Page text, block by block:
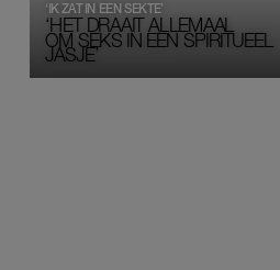
‘HET DRAAIT ALLEMAAL
OM SEKS IN EEN SPIRITUEEL
JASJE’
‘IK ZAT IN EEN SEKTE’